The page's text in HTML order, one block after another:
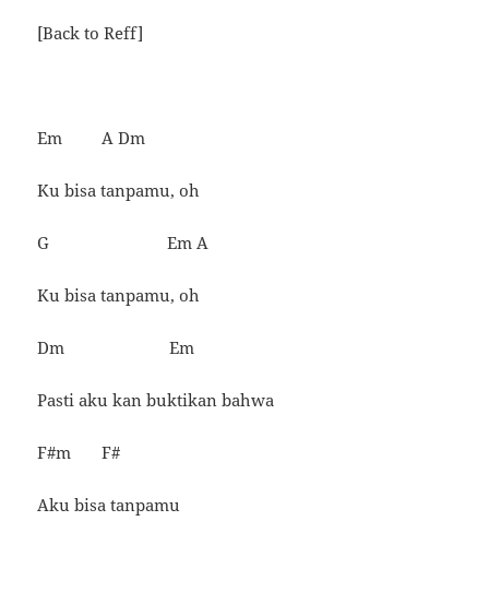
[Back to Reff]
Em A Dm
Ku bisa tanpamu, oh
G Em A
Ku bisa tanpamu, oh
Dm Em
Pasti aku kan buktikan bahwa
F#m F#
Aku bisa tanpamu